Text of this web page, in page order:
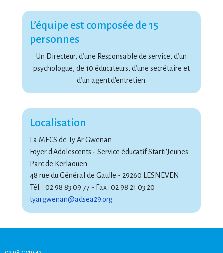
L’équipe est composée de 15
personnes
Un Directeur, d’une Responsable de service, d’un
psychologue, de 10 éducateurs, d’une secrétaire et
d’un agent d'entretien.
Localisation
La MECS de Ty Ar Gwenan
Foyer d'Adolescents - Service éducatif Starti'Jeunes
Parc de Kerlaouen
48 rue du Général de Gaulle - 29260 LESNEVEN
Tél. : 02 98 83 09 77 - Fax : 02 98 21 03 20
tyargwenan@adsea29.org